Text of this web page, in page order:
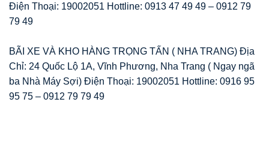
Điện Thoại: 19002051 Hottline: 0913 47 49 49 – 0912 79
79 49
BÃI XE VÀ KHO HÀNG TRỌNG TẤN ( NHA TRANG) Địa
Chỉ: 24 Quốc Lộ 1A, Vĩnh Phương, Nha Trang ( Ngay ngã
ba Nhà Máy Sợi) Điện Thoại: 19002051 Hottline: 0916 95
95 75 – 0912 79 79 49